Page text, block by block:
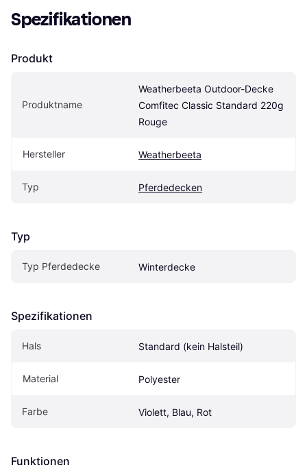
Spezifikationen
Produkt
Produktname
Weatherbeeta Outdoor-Decke
Comfitec Classic Standard 220g
Rouge
Hersteller Weatherbeeta
Typ Pferdedecken
Typ
Typ Pferdedecke Winterdecke
Spezifikationen
Hals Standard (kein Halsteil)
Material Polyester
Farbe Violett, Blau, Rot
Funktionen